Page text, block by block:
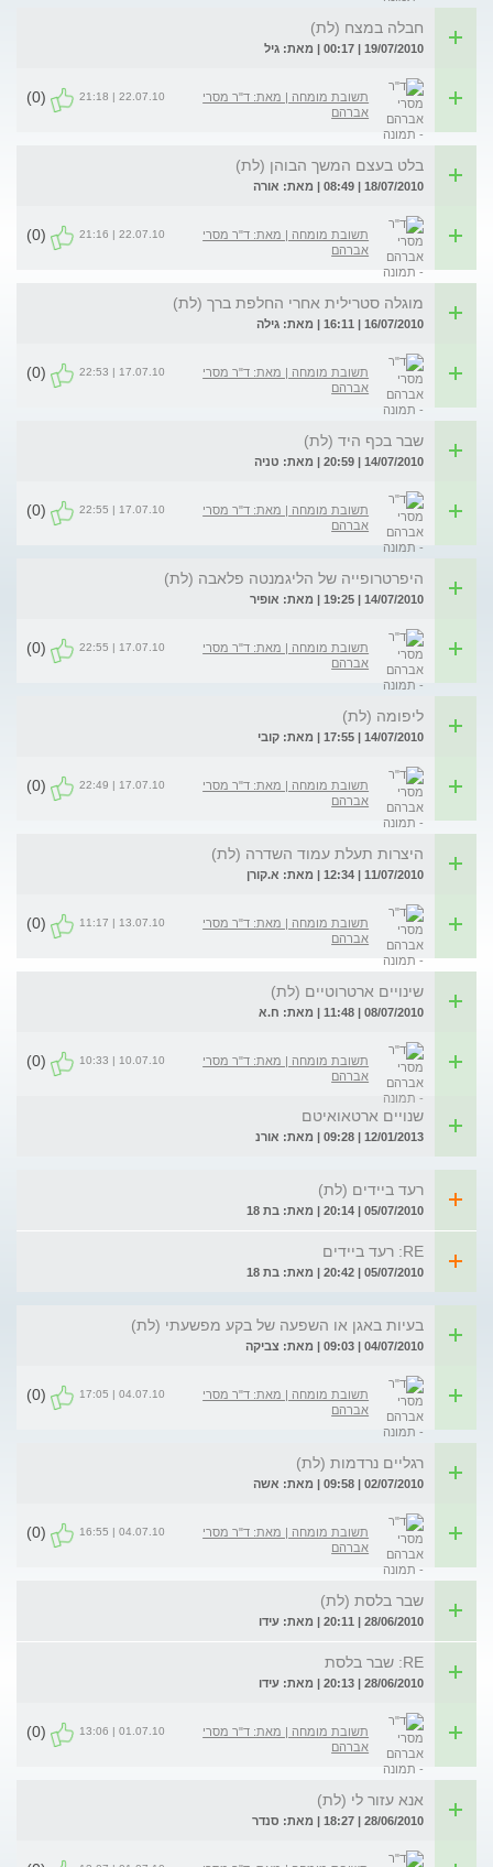
חבלה במצח (לת)
19/07/2010 | 00:17 | מאת: גיל
תשובת מומחה | מאת: ד"ר מסרי
אברהם
22.07.10 | 21:18
(0)
בלט בעצם המשך הבוהן (לת)
18/07/2010 | 08:49 | מאת: אורה
תשובת מומחה | מאת: ד"ר מסרי
אברהם
22.07.10 | 21:16
(0)
מוגלה סטרילית אחרי החלפת ברך (לת)
16/07/2010 | 16:11 | מאת: גילה
תשובת מומחה | מאת: ד"ר מסרי
אברהם
17.07.10 | 22:53
(0)
שבר בכף היד (לת)
14/07/2010 | 20:59 | מאת: טניה
תשובת מומחה | מאת: ד"ר מסרי
אברהם
17.07.10 | 22:55
(0)
היפרטרופייה של הליגמנטה פלאבה (לת)
14/07/2010 | 19:25 | מאת: אופיר
תשובת מומחה | מאת: ד"ר מסרי
אברהם
17.07.10 | 22:55
(0)
ליפומה (לת)
14/07/2010 | 17:55 | מאת: קובי
תשובת מומחה | מאת: ד"ר מסרי
אברהם
17.07.10 | 22:49
(0)
היצרות תעלת עמוד השדרה (לת)
11/07/2010 | 12:34 | מאת: א.קורן
תשובת מומחה | מאת: ד"ר מסרי
אברהם
13.07.10 | 11:17
(0)
שינויים ארטרוטיים (לת)
08/07/2010 | 11:48 | מאת: ח.א
תשובת מומחה | מאת: ד"ר מסרי
אברהם
10.07.10 | 10:33
(0)
שנויים ארטאואיטם
12/01/2013 | 09:28 | מאת: אורנ
רעד ביידים (לת)
05/07/2010 | 20:14 | מאת: בת 18
RE: רעד ביידים
05/07/2010 | 20:42 | מאת: בת 18
בעיות באגן או השפעה של בקע מפשעתי (לת)
04/07/2010 | 09:03 | מאת: צביקה
תשובת מומחה | מאת: ד"ר מסרי
אברהם
04.07.10 | 17:05
(0)
רגליים נרדמות (לת)
02/07/2010 | 09:58 | מאת: אשה
תשובת מומחה | מאת: ד"ר מסרי
אברהם
04.07.10 | 16:55
(0)
שבר בלסת (לת)
28/06/2010 | 20:11 | מאת: עידו
RE: שבר בלסת
28/06/2010 | 20:13 | מאת: עידו
תשובת מומחה | מאת: ד"ר מסרי
אברהם
01.07.10 | 13:06
(0)
אנא עזור לי (לת)
28/06/2010 | 18:27 | מאת: סנדר